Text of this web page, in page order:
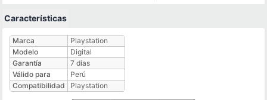
Características
Características técnicas
Marca
Playstation
Modelo
Digital
Garantía
7 días
Válido para
Perú
Compatibilidad
Playstation